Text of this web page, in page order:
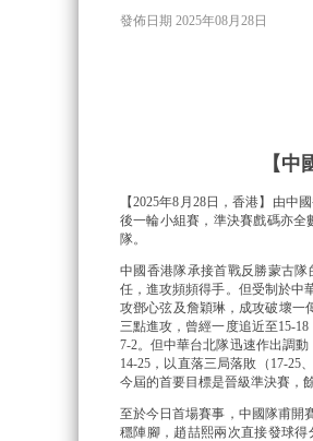
發佈日期 2025年08月28日
【
【2025年8月28日，香港】由中
後一輪小組賽， 準決賽戲碼亦全
隊。
中國香港隊承接首戰反勝蒙古隊
任，進攻頻頻得手。 但受制於中
攻鄧心弦及詹穎琳，成攻破壞一
三點進攻， 曾經一度追近至15-18
7-2。但中華台北隊迅速作出調動
14-25， 以直落三局落敗（17-25、
今屆的首要目標是晉級準決賽，
至於今日首場賽事，中國隊甫開
穩陣腳，趙喆熙兩次直接發球得